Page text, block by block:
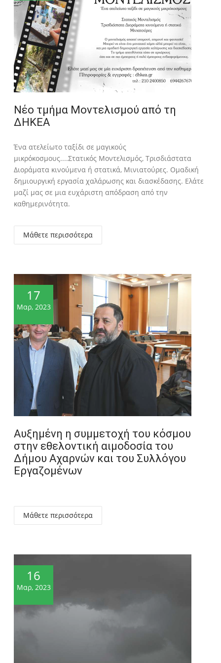
Νέο τμήμα Μοντελισμού από τη
ΔΗΚΕΑ
Ένα ατελείωτο ταξίδι σε μαγικούς
μικρόκοσμους....Στατικός Μοντελισμός, Τρισδιάστατα
Διοράματα κινούμενα ή στατικά, Μινιατούρες. Ομαδική
δημιουργική εργασία χαλάρωσης και διασκέδασης. Ελάτε
μαζί μας σε μια ευχάριστη απόδραση από την
καθημερινότητα.
Μάθετε περισσότερα
17
Μαρ, 2023
Αυξημένη η συμμετοχή του κόσμου
στην εθελοντική αιμοδοσία του
Δήμου Αχαρνών και του Συλλόγου
Εργαζομένων
Μάθετε περισσότερα
16
Μαρ, 2023